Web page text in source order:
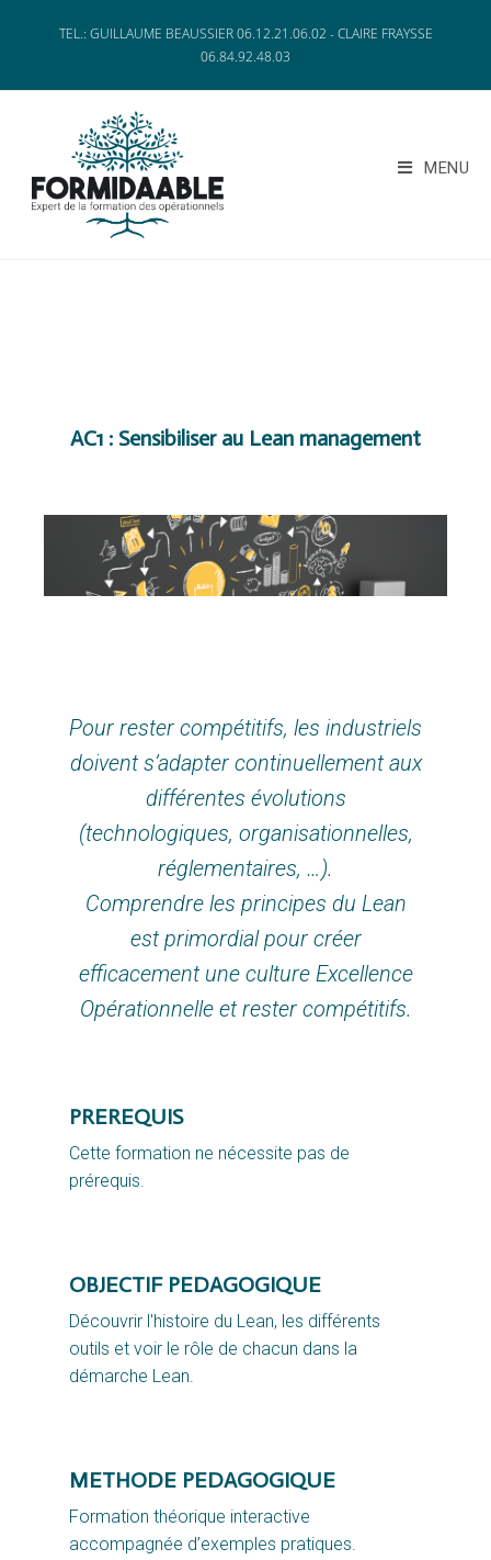
TEL.: GUILLAUME BEAUSSIER 06.12.21.06.02 - CLAIRE FRAYSSE
06.84.92.48.03
MENU
AC1 : Sensibiliser au Lean management
Pour rester compétitifs, les industriels
doivent s’adapter continuellement aux
différentes évolutions
(technologiques, organisationnelles,
réglementaires, …).
Comprendre les principes du Lean
est primordial pour créer
efficacement une culture Excellence
Opérationnelle et rester compétitifs.
PREREQUIS
Cette formation ne nécessite pas de
prérequis.
OBJECTIF PEDAGOGIQUE
Découvrir l'histoire du Lean, les différents
outils et voir le rôle de chacun dans la
démarche Lean.
METHODE PEDAGOGIQUE
Formation théorique interactive
accompagnée d’exemples pratiques.